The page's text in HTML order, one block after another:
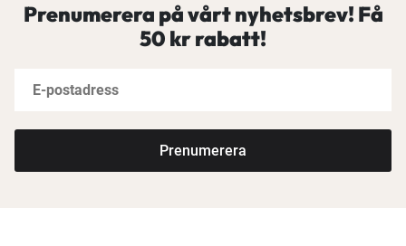
Prenumerera på vårt nyhetsbrev! Få
50 kr rabatt!
Prenumerera